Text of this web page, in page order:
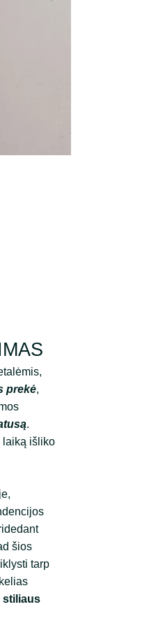
prekė,
.
laiką išliko
šios
tarp
stiliaus